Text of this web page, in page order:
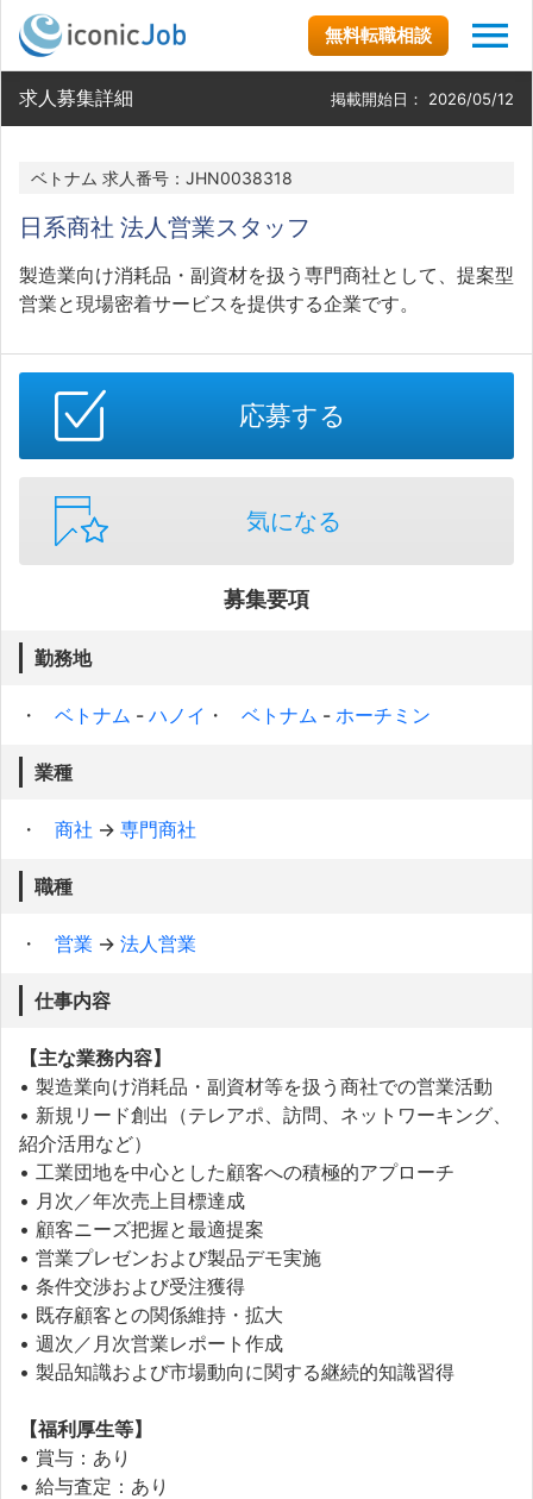
無料転職相談
求人募集詳細 掲載開始日： 2026/05/12
ベトナム 求人番号：JHN0038318
日系商社 法人営業スタッフ
製造業向け消耗品・副資材を扱う専門商社として、提案型
営業と現場密着サービスを提供する企業です。
応募する
気になる
募集要項
勤務地
ベトナム - ハノイ ベトナム - ホーチミン
業種
商社 → 専門商社
職種
営業 → 法人営業
仕事内容
【主な業務内容】
• 製造業向け消耗品・副資材等を扱う商社での営業活動
• 新規リード創出（テレアポ、訪問、ネットワーキング、
紹介活用など）
• 工業団地を中心とした顧客への積極的アプローチ
• 月次／年次売上目標達成
• 顧客ニーズ把握と最適提案
• 営業プレゼンおよび製品デモ実施
• 条件交渉および受注獲得
• 既存顧客との関係維持・拡大
• 週次／月次営業レポート作成
• 製品知識および市場動向に関する継続的知識習得
【福利厚生等】
• 賞与：あり
• 給与査定：あり